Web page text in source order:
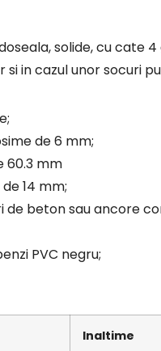
solide, cu cate
in cazul unor socuri
de 6 mm;
60.3 mm
14 mm;
de beton sau ancore
PVC negru;
Inaltime